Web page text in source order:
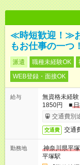
≪時短歓迎！≫
もお仕事の一つ
派遣 職種未経験OK
WEB登録・面接OK
給与
無資格未経
1850円 ■
交通費別
交通費 交通
勤務地
神奈川県平
平塚駅